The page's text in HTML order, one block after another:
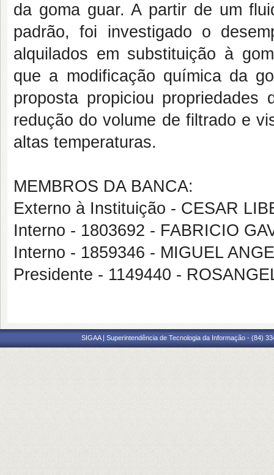
da goma guar. A partir de um
padrão, foi investigado o
alquilados em substituição à
que a modificação química da
proposta propiciou propriedades
redução do volume de filtrado e
altas temperaturas.
MEMBROS DA BANCA:
Externo à Instituição - CESAR
Interno - 1803692 - FABRICIO
Interno - 1859346 - MIGUEL
Presidente - 1149440 -
SIGAA | Superintendência de Tecnologia da Informação - (84)